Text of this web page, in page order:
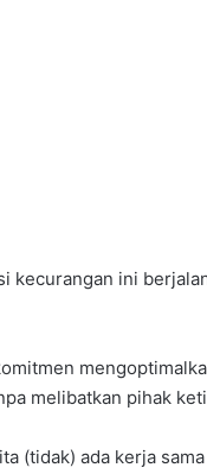
kecurangan ini
melibatkan pihak
(tidak) ada kerja